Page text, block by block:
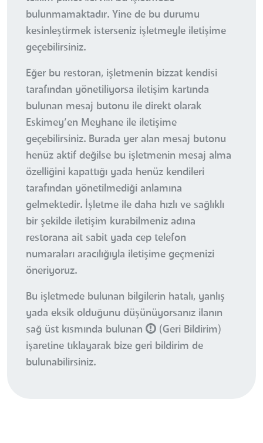
bulunmamaktadır. Yine de bu durumu
kesinleştirmek isterseniz işletmeyle iletişime
geçebilirsiniz.
Eğer bu restoran, işletmenin bizzat kendisi
tarafından yönetiliyorsa iletişim kartında
bulunan mesaj butonu ile direkt olarak
Eskimey’en Meyhane ile iletişime
geçebilirsiniz. Burada yer alan mesaj butonu
henüz aktif değilse bu işletmenin mesaj alma
özelliğini kapattığı yada henüz kendileri
tarafından yönetilmediği anlamına
gelmektedir. İşletme ile daha hızlı ve sağlıklı
bir şekilde iletişim kurabilmeniz adına
restorana ait sabit yada cep telefon
numaraları aracılığıyla iletişime geçmenizi
öneriyoruz.
Bu işletmede bulunan bilgilerin hatalı, yanlış
yada eksik olduğunu düşünüyorsanız ilanın
sağ üst kısmında bulunan
(Geri Bildirim)
işaretine tıklayarak bize geri bildirim de
bulunabilirsiniz.